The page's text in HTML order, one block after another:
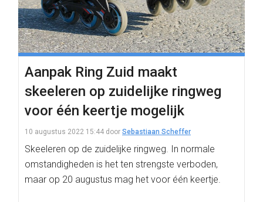
Aanpak Ring Zuid maakt
skeeleren op zuidelijke ringweg
voor één keertje mogelijk
10 augustus 2022 15:44 door Sebastiaan Scheffer
Skeeleren op de zuidelijke ringweg. In normale
omstandigheden is het ten strengste verboden,
maar op 20 augustus mag het voor één keertje.